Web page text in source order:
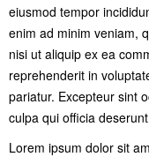
eiusmod tempor
enim ad minim veniam,
nisi ut aliquip ex ea
reprehenderit in
pariatur. Excepteur sint
culpa qui officia
Lorem ipsum dolor sit